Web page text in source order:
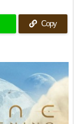
Copy